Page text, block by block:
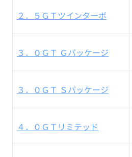
２．５ＧＴツインターボ
３．０ＧＴ Ｇパッケージ
３．０ＧＴ Ｓパッケージ
４．０ＧＴリミテッド